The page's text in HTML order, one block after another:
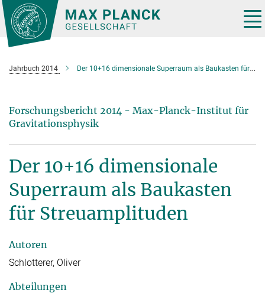
Hauptinhalt
Jahrbuch 2014 Der 10+16 dimensionale Superraum als Baukasten für Streuamplituden
Forschungsbericht 2014 - Max-Planck-Institut für
Gravitationsphysik
Der 10+16 dimensionale
Superraum als Baukasten
für Streuamplituden
Autoren
Schlotterer, Oliver
Abteilungen